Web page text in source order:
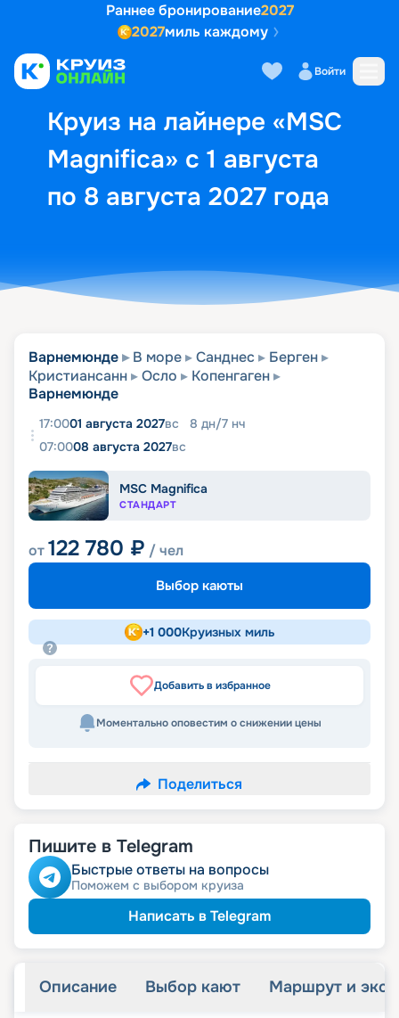
Раннее бронирование2027
2027миль каждому
Войти
Круиз на лайнере «MSC
Magnifica» с 1 августа
по 8 августа 2027 года
Выбор кают Маршрут и
Варнемюнде В море Санднес
Берген
Кристиансанн
Осло
Копенгаген
Варнемюнде
17:0001 августа 2027вс 8 дн/7 нч
07:0008 августа 2027вс
MSC Magnifica
СТАНДАРТ
от122 780 ₽ / чел
Выбор каюты
+1 000Круизных миль
Добавить в избранное
Моментально оповестим о снижении цены
Поделиться
Пишите в Telegram
Быстрые ответы на вопросы
Поможем с выбором круиза
Написать в Telegram
Описание Выбор кают Маршрут и